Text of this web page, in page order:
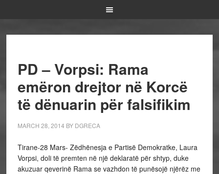
PD – Vorpsi: Rama
emëron drejtor në Korcë
të dënuarin për falsifikim
MARCH 28, 2014 BY DGRECA
Tirane-28 Mars- Zëdhënesja e Partisë Demokratke, Laura
Vorpsi, doli të premten në një deklaratë për shtyp, duke
akuzuar qeverinë Rama se vazhdon të punësojë njërëz me